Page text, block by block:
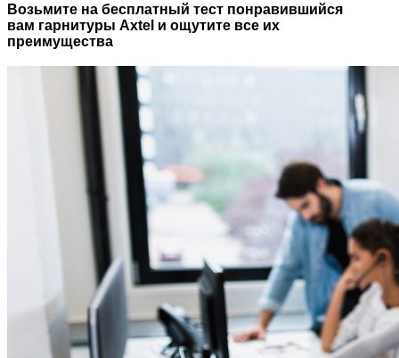
Возьмите на бесплатный тест понравившийся
вам гарнитуры Axtel и ощутите все их
преимущества